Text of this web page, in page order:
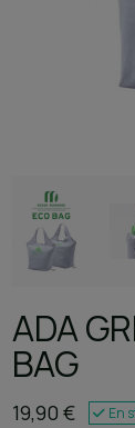
ADA
BAG
19,90 € En